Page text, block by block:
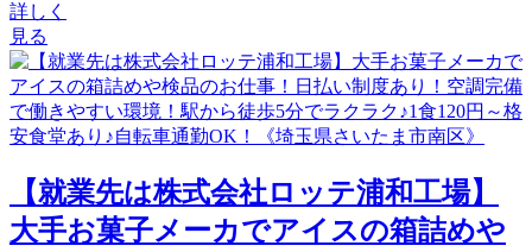
詳しく
見る
【就業先は株式会社ロッテ浦和工場】
大手お菓子メーカでアイスの箱詰めや